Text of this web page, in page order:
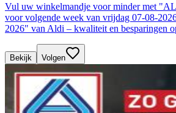
Vul uw winkelmandje voor minder met
voor volgende week van vrijdag 07-08-
2026" van Aldi – kwaliteit en besparingen
Bekijk Volgen